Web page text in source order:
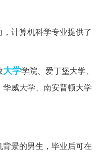
计算机科学专业提供了
大学学院、爱丁堡大学、
威大学、南安普顿大学
景的男生，毕业后可在